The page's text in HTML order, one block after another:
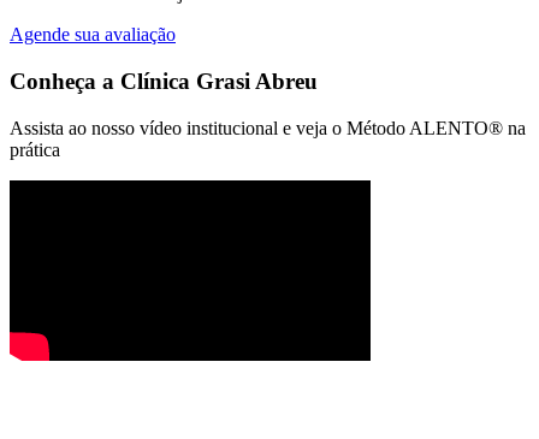
Agende sua avaliação
Conheça a Clínica Grasi Abreu
Assista ao nosso vídeo institucional e veja o Método ALENTO® na
prática